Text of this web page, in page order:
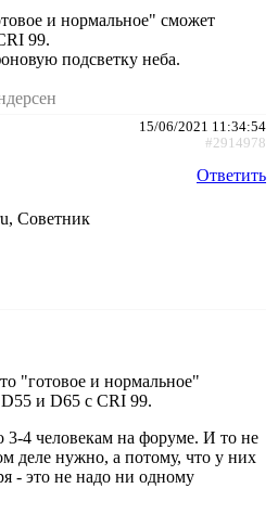
и нормальное" сможет
99.
подсветку неба.
15/06/2021 11:34:54
#2914978
Ответить
Советник
"готовое и нормальное"
и D65 с CRI 99.
4 человекам на форуме. И то не
деле нужно, а потому, что у них
- это не надо ни одному